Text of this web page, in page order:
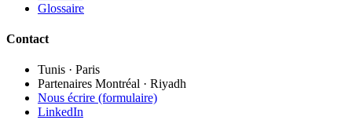
Glossaire
Contact
Tunis · Paris
Partenaires Montréal · Riyadh
Nous écrire (formulaire)
LinkedIn